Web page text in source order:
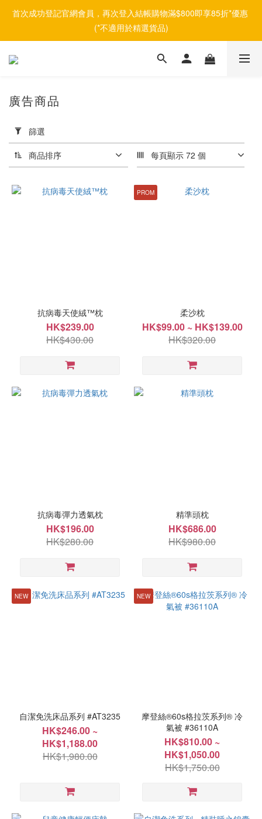
首次成功登記官網會員，再次登入結帳購物滿$800即享85折*優惠
(*不適用於精選貨品)
用
篩
選
(0/20)
(1)
~
加大
152cm(60")+203cm(80")
雙人
122cm(48")+178cm(70")
廣告商品
篩選
商品排序 每頁顯示 72 個
抗病毒天使絨™枕
HK$239.00
HK$430.00
PROM
柔沙枕
HK$99.00 ~ HK$139.00
HK$320.00
抗病毒彈力透氣枕
HK$196.00
HK$280.00
精準頭枕
HK$686.00
HK$980.00
NEW
自潔免洗床品系列 #AT3235
HK$246.00 ~
HK$1,188.00
HK$1,980.00
NEW
摩登絲®60s格拉茨系列® 冷
氣被 #36110A
HK$810.00 ~
HK$1,050.00
HK$1,750.00